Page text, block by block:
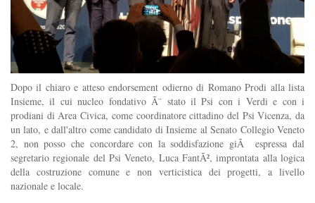
Dopo il chiaro e atteso endorsement odierno di Romano Prodi alla lista
Insieme, il cui nucleo fondativo Ã¨ stato il Psi con i Verdi e con i
prodiani di Area Civica, come coordinatore cittadino del Psi Vicenza, da
un lato, e dall'altro come candidato di Insieme al Senato Collegio Veneto
2, non posso che concordare con la soddisfazione giÃ espressa dal
segretario regionale del Psi Veneto, Luca FantÃ², improntata alla logica
della costruzione comune e non verticistica dei progetti, a livello
nazionale e locale.